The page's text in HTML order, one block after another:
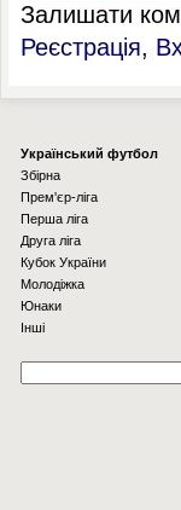
Залишати
Реєстрація,
Українcький футбол
Збірна
Прем'єр-ліга
Перша ліга
Друга ліга
Кубок України
Молодіжка
Юнаки
Інші